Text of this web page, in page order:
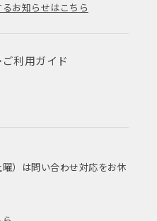
お知らせはこちら
ご利用ガイド
）は問い合わせ対応をお休